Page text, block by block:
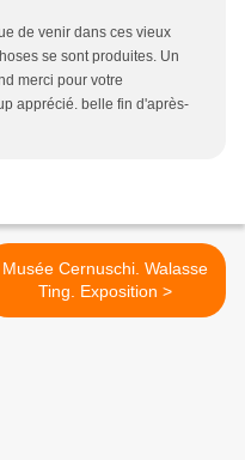
de venir dans ces vieux
se sont produites. Un
merci pour votre
apprécié. belle fin d'après-
Musée Cernuschi. Walasse
Ting. Exposition >